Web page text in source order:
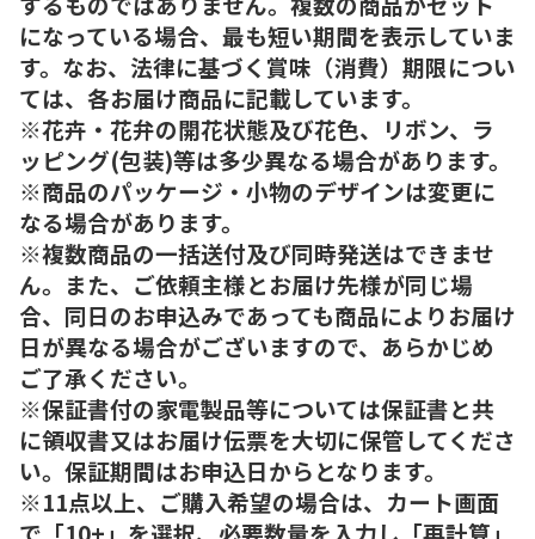
になっている場合、最も短い期間を表示していま
す。なお、法律に基づく賞味（消費）期限につい
ては、各お届け商品に記載しています。
※花卉・花弁の開花状態及び花色、リボン、ラ
ッピング(包装)等は多少異なる場合があります。
※商品のパッケージ・小物のデザインは変更に
なる場合があります。
※複数商品の一括送付及び同時発送はできませ
ん。また、ご依頼主様とお届け先様が同じ場
合、同日のお申込みであっても商品によりお届け
日が異なる場合がございますので、あらかじめ
ご了承ください。
※保証書付の家電製品等については保証書と共
に領収書又はお届け伝票を大切に保管してくださ
い。保証期間はお申込日からとなります。
※11点以上、ご購入希望の場合は、カート画面
で「10+」を選択、必要数量を入力し「再計算」